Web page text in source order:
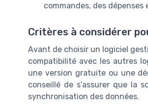
commandes, des
Critères à considérer
Avant de choisir un logiciel
compatibilité avec les autres
une version gratuite ou une
conseillé de s’assurer que la
synchronisation des données.